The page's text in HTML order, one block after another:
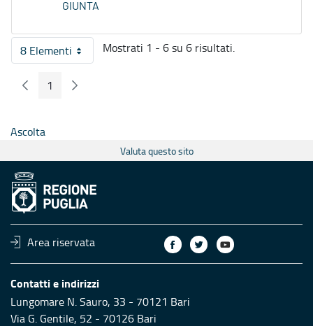
GIUNTA
8 ElementiPer pagina
Mostrati 1 - 6 su 6 risultati.
Pagina Precedente
Pagina
1 Pagina Seguente
Ascolta
Valuta questo sito
Area riservata
Contatti e indirizzi
Lungomare N. Sauro, 33 - 70121 Bari
Via G. Gentile, 52 - 70126 Bari